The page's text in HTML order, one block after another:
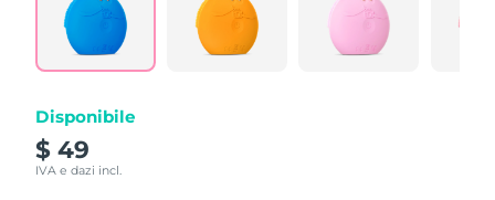
Disponibile
$ 49
IVA e dazi incl.